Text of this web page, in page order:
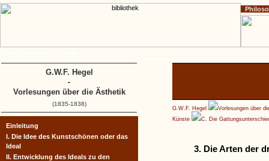
G.W.F. Hegel
Vorlesungen über
Künste
C. Die
3. Die Arten der
Einleitung
I. Die Idee des Kunstschönen oder das
Ideal
II. Entwicklung des Ideals zu den
G.W.F. Hegel
-
Vorlesungen über die Ästhetik
(1835-1838)